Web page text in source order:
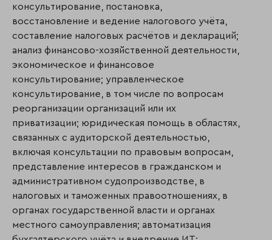
консультирование, поста­новка,
восстановление и ведение налогового учёта,
составление налоговых расчётов и декла­раций;
анализ финансово-хозяйственной деятельности,
экономическое и финан­со­вое
консультирование; управленческое
консультирование, в том числе по вопросам
реорганизации организаций или их
приватизации; юридическая помощь в областях,
связанных с аудиторской деятельностью,
включая консультации по правовым вопросам,
представление интересов в гражданском и
административном судопроиз­водстве, в
налоговых и таможенных правоотношениях, в
органах государственной власти и органах
местного самоуправления; автоматизация